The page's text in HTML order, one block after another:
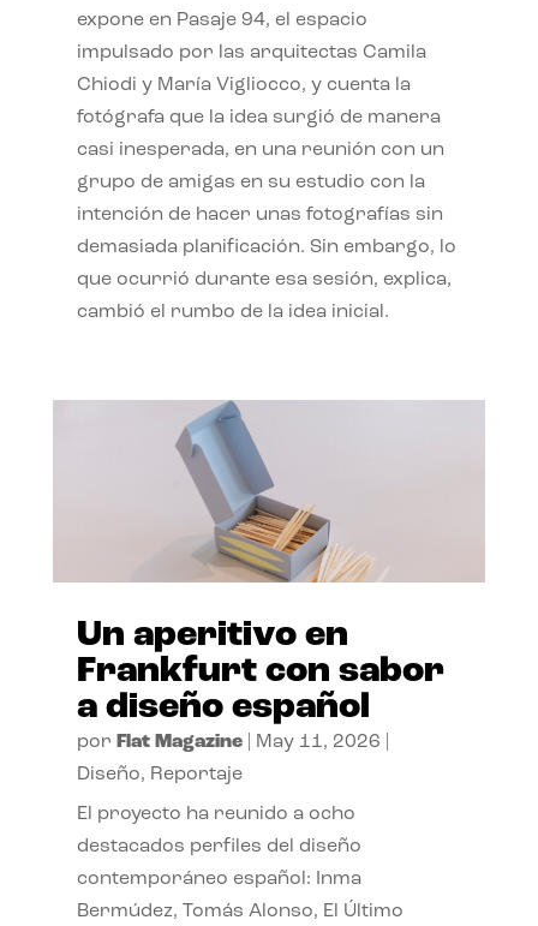
expone en Pasaje 94, el espacio
impulsado por las arquitectas Camila
Chiodi y María Vigliocco, y cuenta la
fotógrafa que la idea surgió de manera
casi inesperada, en una reunión con un
grupo de amigas en su estudio con la
intención de hacer unas fotografías sin
demasiada planificación. Sin embargo, lo
que ocurrió durante esa sesión, explica,
cambió el rumbo de la idea inicial.
Un aperitivo en
Frankfurt con sabor
a diseño español
por Flat Magazine| May 11, 2026
Diseño, Reportaje
El proyecto ha reunido a ocho
destacados perfiles del diseño
contemporáneo español: Inma
Bermúdez, Tomás Alonso, El Último